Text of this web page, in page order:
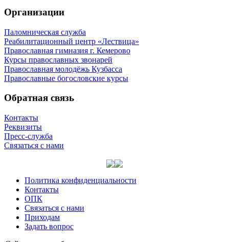
Организации
Паломническая служба
Реабилитационный центр «Лествица»
Православная гимназия г. Кемерово
Курсы православных звонарей
Православная молодёжь Кузбасса
Православные богословские курсы
Обратная связь
Контакты
Реквизиты
Пресс-служба
Связаться с нами
Политика конфиденциальности
Контакты
ОПК
Связаться с нами
Приходам
Задать вопрос